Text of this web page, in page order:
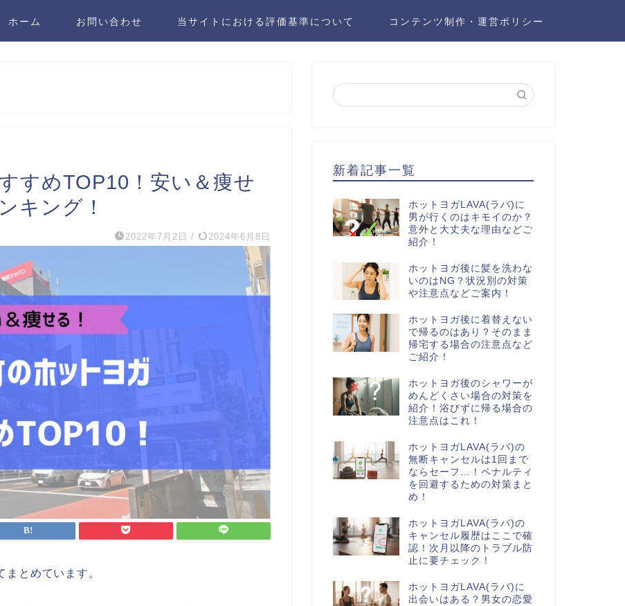
ホーム お問い合わせ 当サイトにおける評価基準について コンテンツ制作・運営ポリシー
すめTOP10！安い＆痩せ
キング！
2022年7月2日 / 2024年6月8日
まとめています。
新着記事一覧
ホットヨガLAVA(ラバ)に
男が行くのはキモイのか？
意外と大丈夫な理由などご
紹介！
ホットヨガ後に髪を洗わな
いのはNG？状況別の対策
や注意点などご案内！
ホットヨガ後に着替えない
で帰るのはあり？そのまま
帰宅する場合の注意点など
ご紹介！
ホットヨガ後のシャワーが
めんどくさい場合の対策を
紹介！浴びずに帰る場合の
注意点はこれ！
ホットヨガLAVA(ラバ)の
無断キャンセルは1回まで
ならセーフ…！ペナルティ
を回避するための対策まと
め！
ホットヨガLAVA(ラバ)の
キャンセル履歴はここで確
認！次月以降のトラブル防
止に要チェック！
ホットヨガLAVA(ラバ)に
出会いはある？男女の恋愛